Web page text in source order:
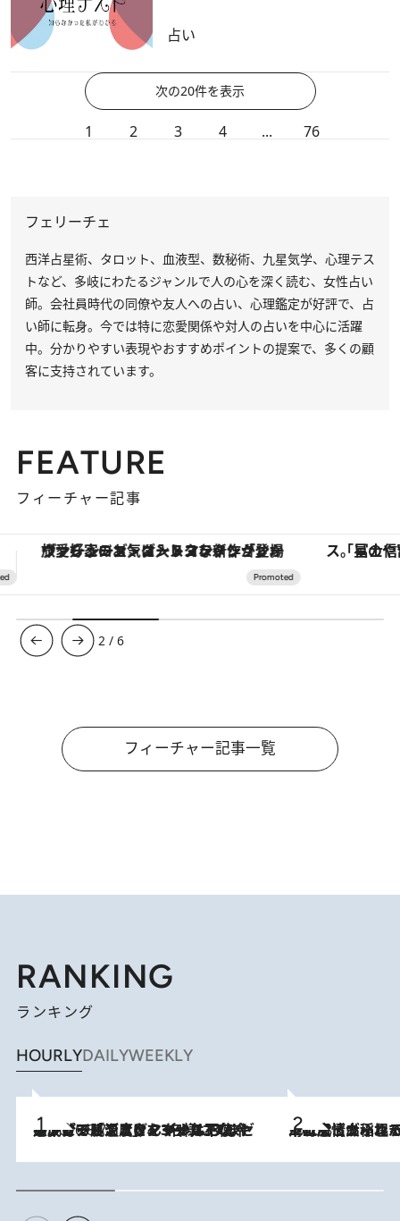
占い
次の20件を表示
1 2 3 4 ... 76
フェリーチェ
西洋占星術、タロット、血液型、数秘術、九星気学、心理テス
トなど、多岐にわたるジャンルで人の心を深く読む、女性占い
師。会社員時代の同僚や友人への占い、心理鑑定が好評で、占
い師に転身。今では特に恋愛関係や対人の占いを中心に活躍
中。分かりやすい表現やおすすめポイントの提案で、多くの顧
客に支持されています。
FEATURE
フィーチャー記事
「星のや富士」でデジタルデトックス。冨士信仰の歴史を辿り、心身を調える。 【銀座で出合う最旬美容】美髪ケアや上質
3 /6
フィーチャー記事一覧
RANKING
ランキング
HOURLYDAILYWEEKLY
2026.8.7
メントールやエタノールは不使用。ピジョンより、マイルドな冷感成分で肌温度をマイナス3℃まで下げる「ごきげんクール ひんやりアクアミスト」を3名様にプレゼント 2026.8.5
下町風情あふれる台北屈指の人気エリア・大稲埕でセンスのいい台湾土産《ヴ